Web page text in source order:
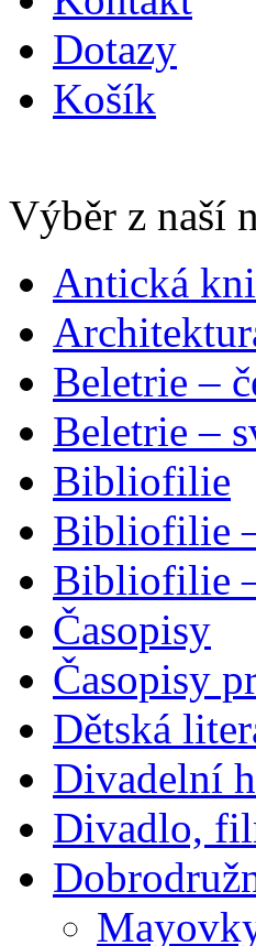
Dotazy
Košík
Výběr z naší
Antická
Beletrie –
Beletrie –
Bibliofilie
Bibliofilie
Bibliofilie
Časopisy
Časopisy
Dětská
Divadelní
Divadlo,